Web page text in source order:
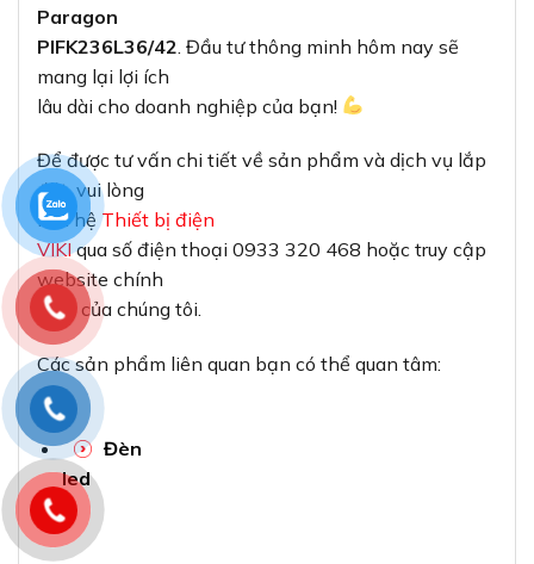
Paragon
PIFK236L36/42 . Đầu tư thông minh hôm nay sẽ
mang lại lợi ích
lâu dài cho doanh nghiệp của bạn!
Để được tư vấn chi tiết về sản phẩm và dịch vụ lắp
đặt, vui lòng
liên hệThiết bị điện
VIKIqua số điện thoại 0933 320 468 hoặc truy cập
website chính
thức của chúng tôi.
Các sản phẩm liên quan bạn có thể quan tâm:
Đèn
led